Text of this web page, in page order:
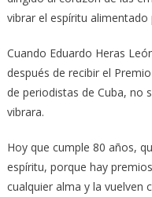
vibrar el espíritu
Cuando Eduardo Heras
después de recibir el
de periodistas de Cuba, no
vibrara.
Hoy que cumple 80 años,
espíritu, porque hay
cualquier alma y la vuelven